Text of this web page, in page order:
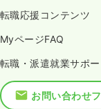
転職応援コンテンツ
MyページFAQ
転職・派遣就業サポ
お問い合わせ